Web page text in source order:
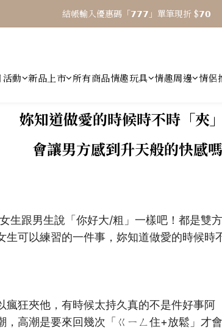
⎯ 𝟴 月活動 WINYI 七夕愉悅月⎯
結帳輸入優惠碼「𝟳𝟳𝟳」單筆現折 $𝟳𝟬
動 新品上市 所有商品情趣玩具 情趣周邊 情侶
妳知道做愛的時候時不時「夾
會讓男方感到升天般的快感
生跟男生說「你好大/粗」一樣吧！ 都是雙
可以練習的一件事， 妳知道做愛的時候時
狂夾他，有時候太持久真的不是件好事
高潮是要來回幾次「ㄍㄧㄥ住+放鬆」才